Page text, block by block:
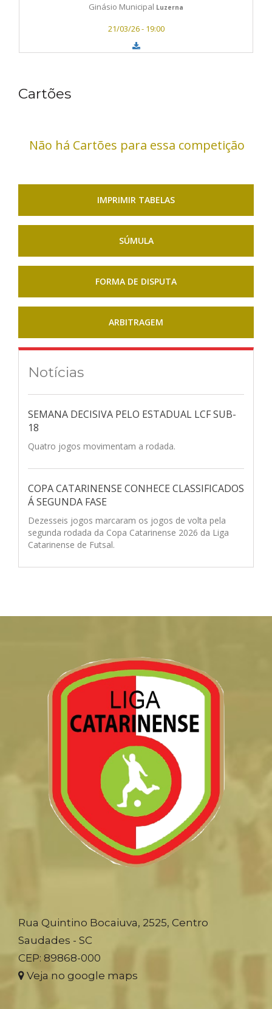
Ginásio Municipal Luzerna
21/03/26 - 19:00
Cartões
Não há Cartões para essa competição
IMPRIMIR TABELAS
SÚMULA
FORMA DE DISPUTA
ARBITRAGEM
Notícias
SEMANA DECISIVA PELO ESTADUAL LCF SUB-
18
Quatro jogos movimentam a rodada.
COPA CATARINENSE CONHECE CLASSIFICADOS
Á SEGUNDA FASE
Dezesseis jogos marcaram os jogos de volta pela
segunda rodada da Copa Catarinense 2026 da Liga
Catarinense de Futsal.
Rua Quintino Bocaiuva, 2525, Centro
Saudades - SC
CEP: 89868-000
Veja no google maps